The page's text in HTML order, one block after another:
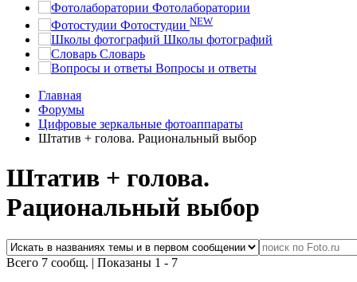
Фотолаборатории
Фотостудии NEW
Школы фотографий
Словарь
Вопросы и ответы
Главная
Форумы
Цифровые зеркальные фотоаппараты
Штатив + голова. Рациональный выбор
Штатив + голова.
Рациональный выбор
Всего 7 сообщ. | Показаны 1 - 7